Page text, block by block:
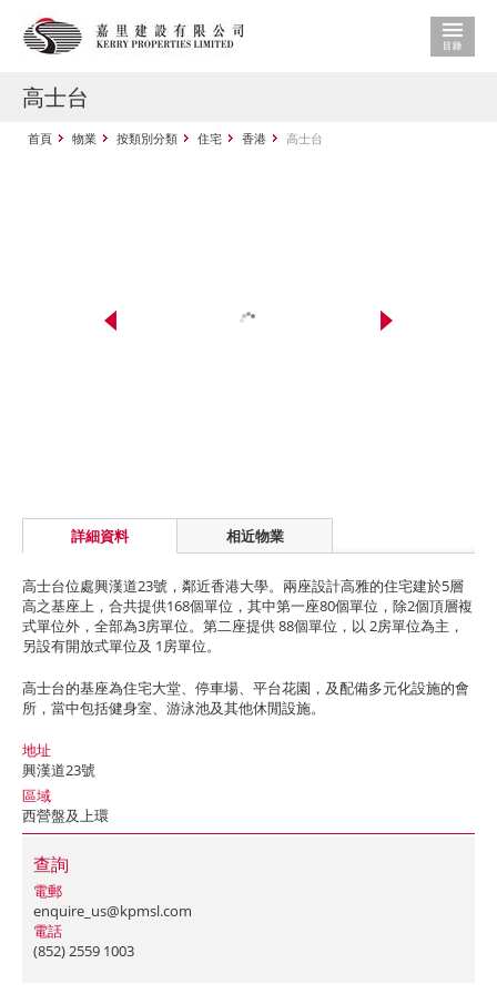
高士台
首頁 物業 按類別分類 住宅 香港 高士台
詳細資料 相近物業
高士台位處興漢道23號，鄰近香港大學。兩座設計高雅的住宅建於5層
高之基座上，合共提供168個單位，其中第一座80個單位，除2個頂層複
式單位外，全部為3房單位。第二座提供 88個單位，以 2房單位為主，
另設有開放式單位及 1房單位。
高士台的基座為住宅大堂、停車場、平台花園，及配備多元化設施的會
所，當中包括健身室、游泳池及其他休閒設施。
地址
興漢道23號
區域
西營盤及上環
查詢
電郵
enquire_us@kpmsl.com
電話
(852) 2559 1003